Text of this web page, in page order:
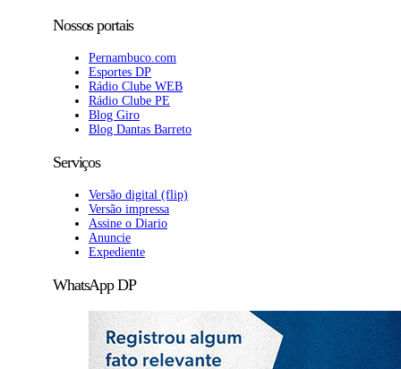
Nossos portais
Pernambuco.com
Esportes DP
Rádio Clube WEB
Rádio Clube PE
Blog Giro
Blog Dantas Barreto
Serviços
Versão digital (flip)
Versão impressa
Assine o Diario
Anuncie
Expediente
WhatsApp DP